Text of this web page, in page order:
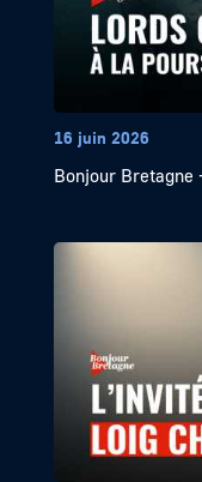
16 juin 2026
Bonjour Bretagne